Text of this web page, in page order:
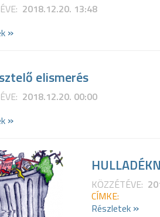
2018.12.20. 13:48
»
elismerés
2018.12.20. 00:00
»
KÖZZÉTÉVE:
CÍMKE:
Részletek »